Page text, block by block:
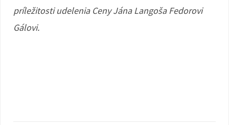
príležitosti udelenia Ceny Jána Langoša Fedorovi
Gálovi.